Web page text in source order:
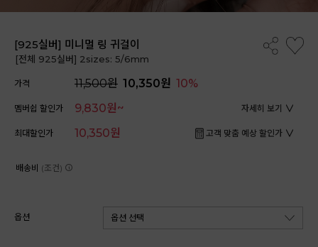
[925실버] 미니멀 링 귀걸이
[전체 925실버] 2sizes: 5/6mm
가격 11,500원 10,350원 10%
멤버쉽 할인가 9,830원~ 자세히 보기
최대할인가 10,350원 고객 맞춤 예상 할인가
배송비 (조건)
옵션